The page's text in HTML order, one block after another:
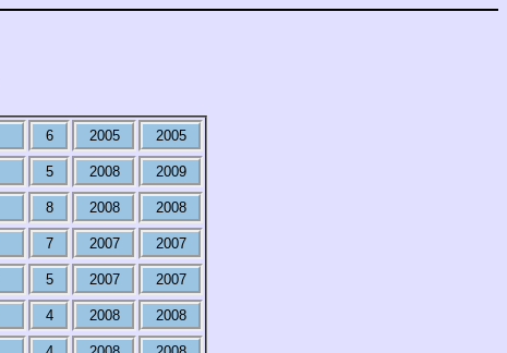
6 2005 2005
5 2008 2009
8 2008 2008
7 2007 2007
5 2007 2007
4 2008 2008